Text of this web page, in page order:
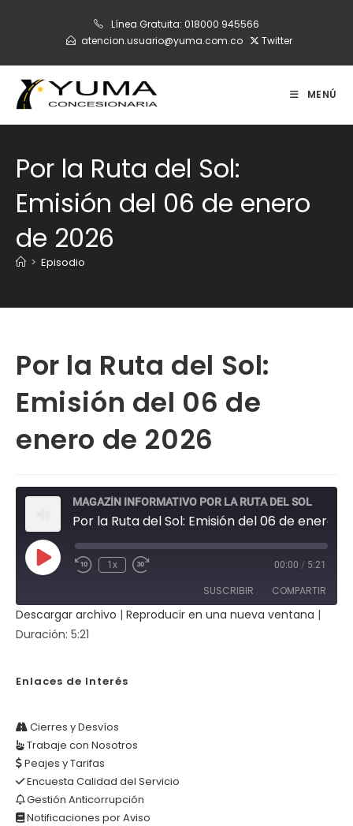
Línea Gratuita: 018000 945566
atencion.usuario@yuma.com.co
Twitter
MENÚ
Por la Ruta del Sol:
Emisión del 06 de enero
de 2026
> Episodio
Por la Ruta del Sol:
Emisión del 06 de
enero de 2026
MAGAZÍN INFORMATIVO POR LA RUTA DEL SOL
Reproducir
episodioRebobinar
1x
Fast
seconds
00:00 / 5:21
SUSCRIBIR COMPARTIR
COMPAR
Descargar archivo | Reproducir en una nueva ventana |
Duración: 5:21
Enlaces de Interés
Cierres y Desvíos
Trabaje con Nosotros
Peajes y Tarifas
Encuesta Calidad del Servicio
Gestión Anticorrupción
Notificaciones por Aviso